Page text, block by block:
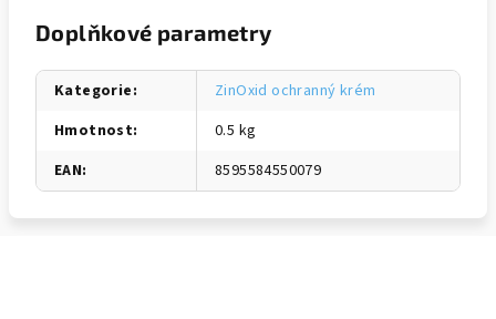
Doplňkové parametry
Kategorie:
ZinOxid ochranný krém
Hmotnost:
0.5 kg
EAN: 8595584550079